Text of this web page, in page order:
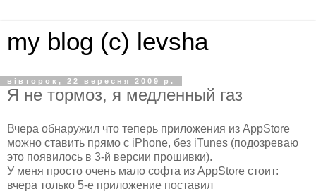
my blog (c) levsha
вівторок, 22 вересня 2009 р.
Я не тормоз, я медленный газ
Вчера обнаружил что теперь приложения из AppStore
можно ставить прямо с iPhone, без iTunes (подозреваю
это появилось в 3-й версии прошивки).
У меня просто очень мало софта из AppStore стоит:
вчера только 5-е приложение поставил